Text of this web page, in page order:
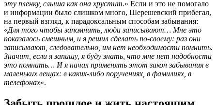
эту пленку, слыша как она хрустит.» Если и это не помогало
и информации было слишком много, Шерешевский прибегал,
на первый взгляд, к парадоксальным способам забывания:
«Для того чтобы запомнить, люди записывают… Мне это
показалось смешным, и я решил сделать по-своему: раз они
записывают, следовательно, им нет необходимости помнить.
Значит, если я запишу, я буду знать, что мне нет надобности
это помнить… И я начал применять этот закон забывания в
маленьких вещах: в каких-либо поручениях, в фамилиях, в
телефонах».